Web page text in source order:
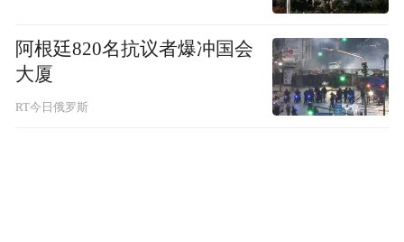
业开立单位公积金账户。其中，该行2025年
新增单位公积金缴存账户约2500户，年内缴
存人数超8.5万人，新增归集额超7.4亿元。
阿根廷820名抗议者爆冲国会
大厦
RT今日俄罗斯